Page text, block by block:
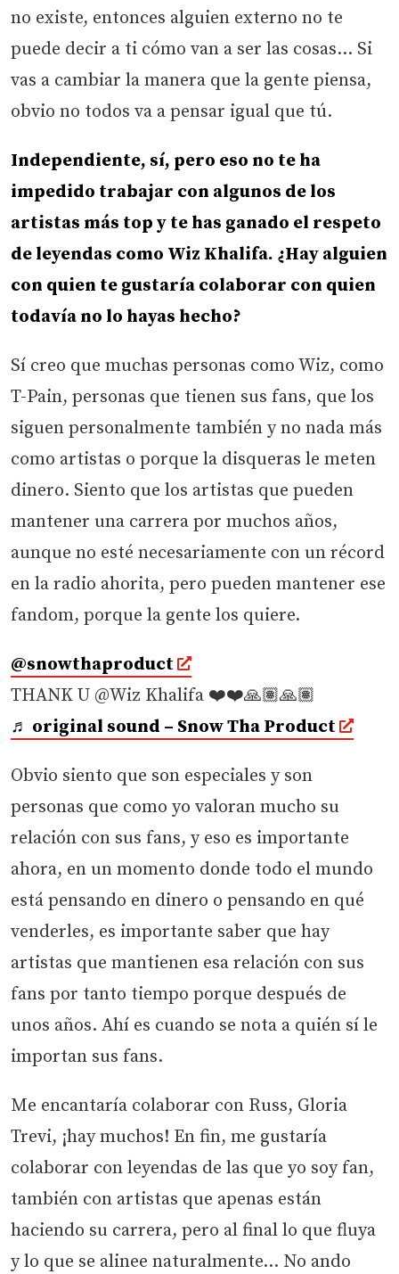
no existe, entonces alguien externo no te
puede decir a ti cómo van a ser las cosas… Si
vas a cambiar la manera que la gente piensa,
obvio no todos va a pensar igual que tú.
Independiente, sí, pero eso no te ha
impedido trabajar con algunos de los
artistas más top y te has ganado el respeto
de leyendas como Wiz Khalifa. ¿Hay alguien
con quien te gustaría colaborar con quien
todavía no lo hayas hecho?
Sí creo que muchas personas como Wiz, como
T-Pain, personas que tienen sus fans, que los
siguen personalmente también y no nada más
como artistas o porque la disqueras le meten
dinero. Siento que los artistas que pueden
mantener una carrera por muchos años,
aunque no esté necesariamente con un récord
en la radio ahorita, pero pueden mantener ese
fandom, porque la gente los quiere.
@snowthaproduct
THANK U @Wiz Khalifa ❤️❤️🙏🏽🙏🏽
♬ original sound – Snow Tha Product
Obvio siento que son especiales y son
personas que como yo valoran mucho su
relación con sus fans, y eso es importante
ahora, en un momento donde todo el mundo
está pensando en dinero o pensando en qué
venderles, es importante saber que hay
artistas que mantienen esa relación con sus
fans por tanto tiempo porque después de
unos años. Ahí es cuando se nota a quién sí le
importan sus fans.
Me encantaría colaborar con Russ, Gloria
Trevi, ¡hay muchos! En fin, me gustaría
colaborar con leyendas de las que yo soy fan,
también con artistas que apenas están
haciendo su carrera, pero al final lo que fluya
y lo que se alinee naturalmente… No ando